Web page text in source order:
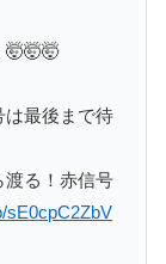
は最後まで待
渡る！赤信号
sE0cpC2ZbV